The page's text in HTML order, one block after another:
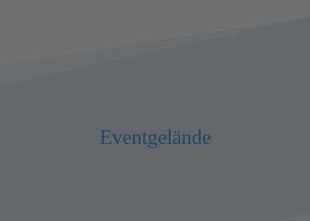
Eventgelände